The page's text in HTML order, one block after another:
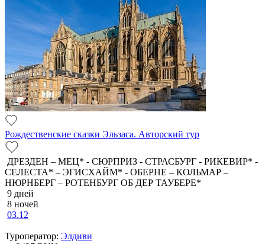
Рождественские сказки Эльзаса. Авторский тур
ДРЕЗДЕН – МЕЦ* - СЮРПРИЗ - СТРАСБУРГ - РИКЕВИР* -
СЕЛЕСТА* – ЭГИСХАЙМ* - ОБЕРНЕ – КОЛЬМАР –
НЮРНБЕРГ – РОТЕНБУРГ ОБ ДЕР ТАУБЕРЕ*
9 дней
8 ночей
03.12
Туроператор: Элдиви